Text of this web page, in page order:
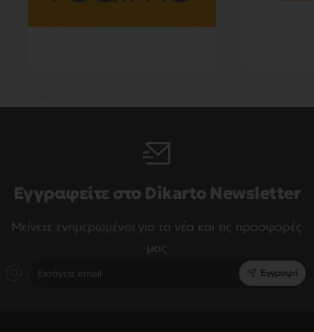
Εγγραφείτε στο Dikarto Newsletter
Μείνετε ενημερωμένοι για τα νέα και τις προσφορές
μας
email
Εγγραφή